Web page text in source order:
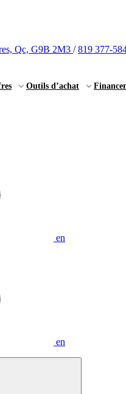
Qc, G9B 2M3 / 819 377-
Outils d’achat
en
en